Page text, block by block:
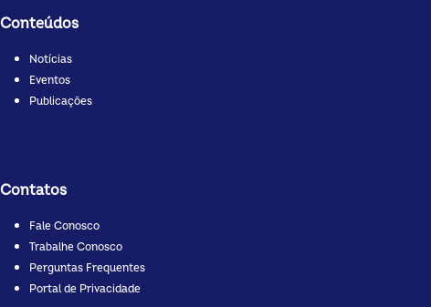
Conteúdos
Notícias
Eventos
Publicações
Contatos
Fale Conosco
Trabalhe Conosco
Perguntas Frequentes
Portal de Privacidade